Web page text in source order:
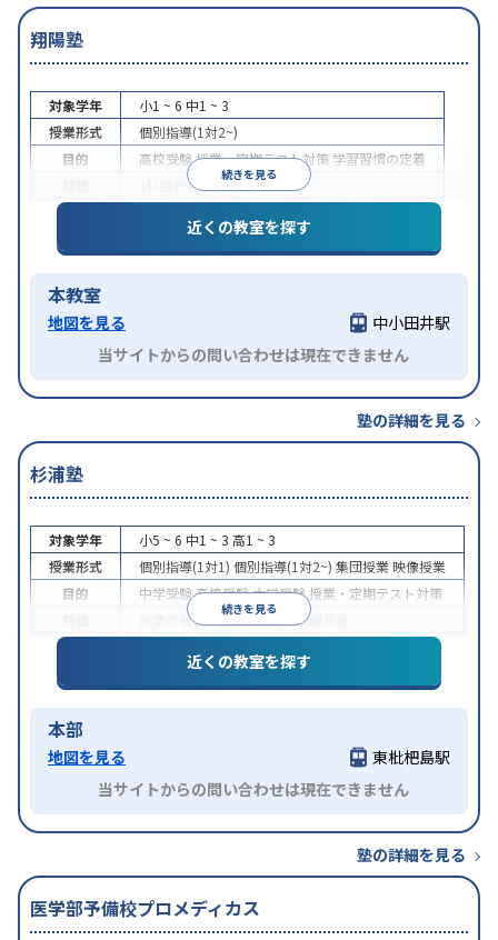
翔陽塾
続きを見る
対象学年 小1 ~ 6 中1 ~ 3
授業形式
個別指導(1対2~)
目的
高校受験授業・定期テスト対策 学習習慣の定着
1科目から受講可能
近くの教室を探す
本教室
地図を見る
中小田井駅
当サイトからの問い合わせは現在できません
塾の詳細を見る
杉浦塾
続きを見る
対象学年 小5 ~ 6 中1 ~ 3 高1 ~ 3
授業形式
個別指導(1対1) 個別指導(1対2~) 集団授業映像授業
目的
中学受験高校受験大学受験 授業・定期テスト対策
授業の振替可能1科目から受講可能
近くの教室を探す
本部
地図を見る
東枇杷島駅
当サイトからの問い合わせは現在できません
塾の詳細を見る
医学部予備校プロメディカス